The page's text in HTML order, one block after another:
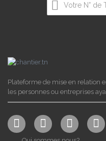
Plateforme de mise en relation
les personnes ou entreprises